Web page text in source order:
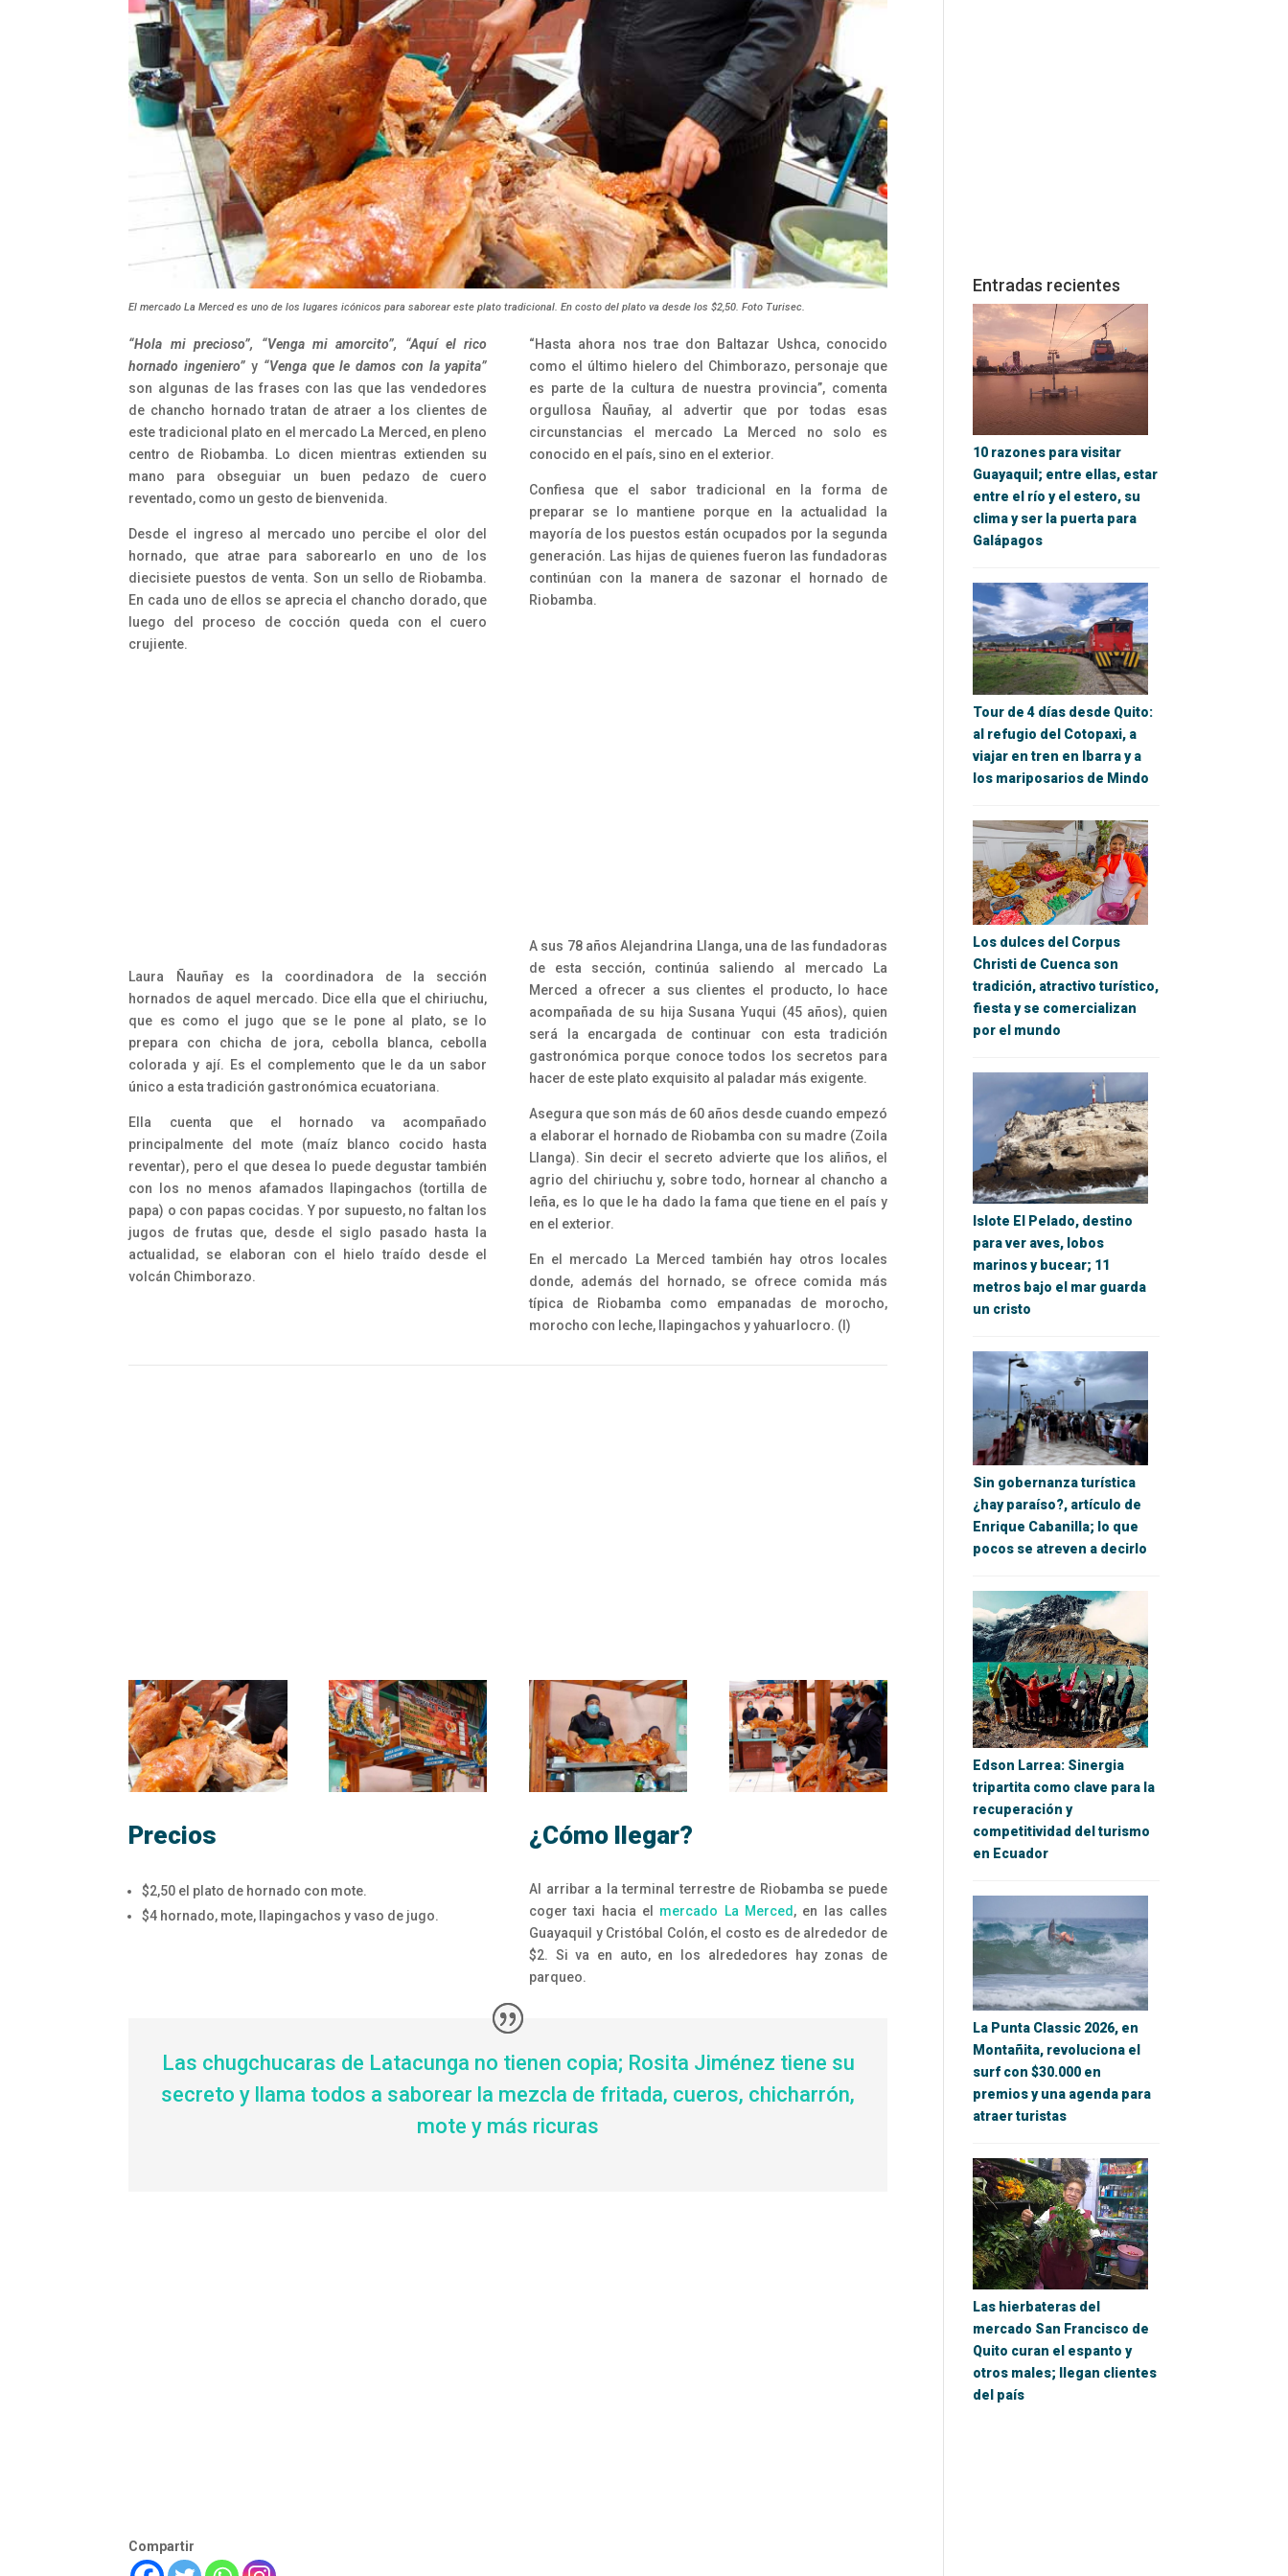
El mercado La Merced es uno de los lugares icónicos para saborear este plato tradicional. En costo del plato va desde los $2,50. Foto Turisec.
“Hola mi precioso”, “Venga mi amorcito”, “Aquí el rico
hornado ingeniero” y “Venga que le damos con la yapita”
son algunas de las frases con las que las vendedores
de chancho hornado tratan de atraer a los clientes de
este tradicional plato en el mercado La Merced, en pleno
centro de Riobamba. Lo dicen mientras extienden su
mano para obseguiar un buen pedazo de cuero
reventado, como un gesto de bienvenida.
Desde el ingreso al mercado uno percibe el olor del
hornado, que atrae para saborearlo en uno de los
diecisiete puestos de venta. Son un sello de Riobamba.
En cada uno de ellos se aprecia el chancho dorado, que
luego del proceso de cocción queda con el cuero
crujiente.
Laura Ñauñay es la coordinadora de la sección
hornados de aquel mercado. Dice ella que el chiriuchu,
que es como el jugo que se le pone al plato, se lo
prepara con chicha de jora, cebolla blanca, cebolla
colorada y ají. Es el complemento que le da un sabor
único a esta tradición gastronómica ecuatoriana.
Ella cuenta que el hornado va acompañado
principalmente del mote (maíz blanco cocido hasta
reventar), pero el que desea lo puede degustar también
con los no menos afamados llapingachos (tortilla de
papa) o con papas cocidas. Y por supuesto, no faltan los
jugos de frutas que, desde el siglo pasado hasta la
actualidad, se elaboran con el hielo traído desde el
volcán Chimborazo.
“Hasta ahora nos trae don Baltazar Ushca, conocido
como el último hielero del Chimborazo, personaje que
es parte de la cultura de nuestra provincia”, comenta
orgullosa Ñauñay, al advertir que por todas esas
circunstancias el mercado La Merced no solo es
conocido en el país, sino en el exterior.
Confiesa que el sabor tradicional en la forma de
preparar se lo mantiene porque en la actualidad la
mayoría de los puestos están ocupados por la segunda
generación. Las hijas de quienes fueron las fundadoras
continúan con la manera de sazonar el hornado de
Riobamba.
A sus 78 años Alejandrina Llanga, una de las fundadoras
de esta sección, continúa saliendo al mercado La
Merced a ofrecer a sus clientes el producto, lo hace
acompañada de su hija Susana Yuqui (45 años), quien
será la encargada de continuar con esta tradición
gastronómica porque conoce todos los secretos para
hacer de este plato exquisito al paladar más exigente.
Asegura que son más de 60 años desde cuando empezó
a elaborar el hornado de Riobamba con su madre (Zoila
Llanga). Sin decir el secreto advierte que los aliños, el
agrio del chiriuchu y, sobre todo, hornear al chancho a
leña, es lo que le ha dado la fama que tiene en el país y
en el exterior.
En el mercado La Merced también hay otros locales
donde, además del hornado, se ofrece comida más
típica de Riobamba como empanadas de morocho,
morocho con leche, llapingachos y yahuarlocro. (I)
Precios
$2,50 el plato de hornado con mote.
$4 hornado, mote, llapingachos y vaso de jugo.
¿Cómo llegar?
Al arribar a la terminal terrestre de Riobamba se puede
coger taxi hacia el mercado La Merced , en las calles
Guayaquil y Cristóbal Colón, el costo es de alrededor de
$2. Si va en auto, en los alrededores hay zonas de
parqueo.
Las chugchucaras de Latacunga no tienen copia; Rosita Jiménez tiene su
secreto y llama todos a saborear la mezcla de fritada, cueros, chicharrón,
mote y más ricuras
Compartir
Entradas recientes
10 razones para visitar
Guayaquil; entre ellas, estar
entre el río y el estero, su
clima y ser la puerta para
Galápagos
Tour de 4 días desde Quito:
al refugio del Cotopaxi, a
viajar en tren en Ibarra y a
los mariposarios de Mindo
Los dulces del Corpus
Christi de Cuenca son
tradición, atractivo turístico,
fiesta y se comercializan
por el mundo
Islote El Pelado, destino
para ver aves, lobos
marinos y bucear; 11
metros bajo el mar guarda
un cristo
Sin gobernanza turística
¿hay paraíso?, artículo de
Enrique Cabanilla; lo que
pocos se atreven a decirlo
Edson Larrea: Sinergia
tripartita como clave para la
recuperación y
competitividad del turismo
en Ecuador
La Punta Classic 2026, en
Montañita, revoluciona el
surf con $30.000 en
premios y una agenda para
atraer turistas
Las hierbateras del
mercado San Francisco de
Quito curan el espanto y
otros males; llegan clientes
del país